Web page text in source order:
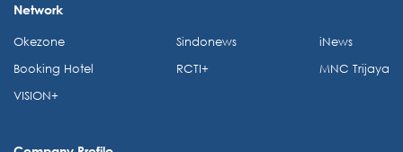
Network
Okezone
Booking Hotel
VISION+
Sindonews
RCTI+
iNews
MNC Trijaya